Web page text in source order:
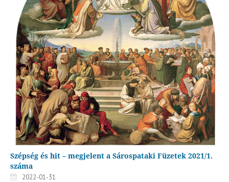
Szépség és hit – megjelent a Sárospataki Füzetek 2021/1.
száma
2022-01-31